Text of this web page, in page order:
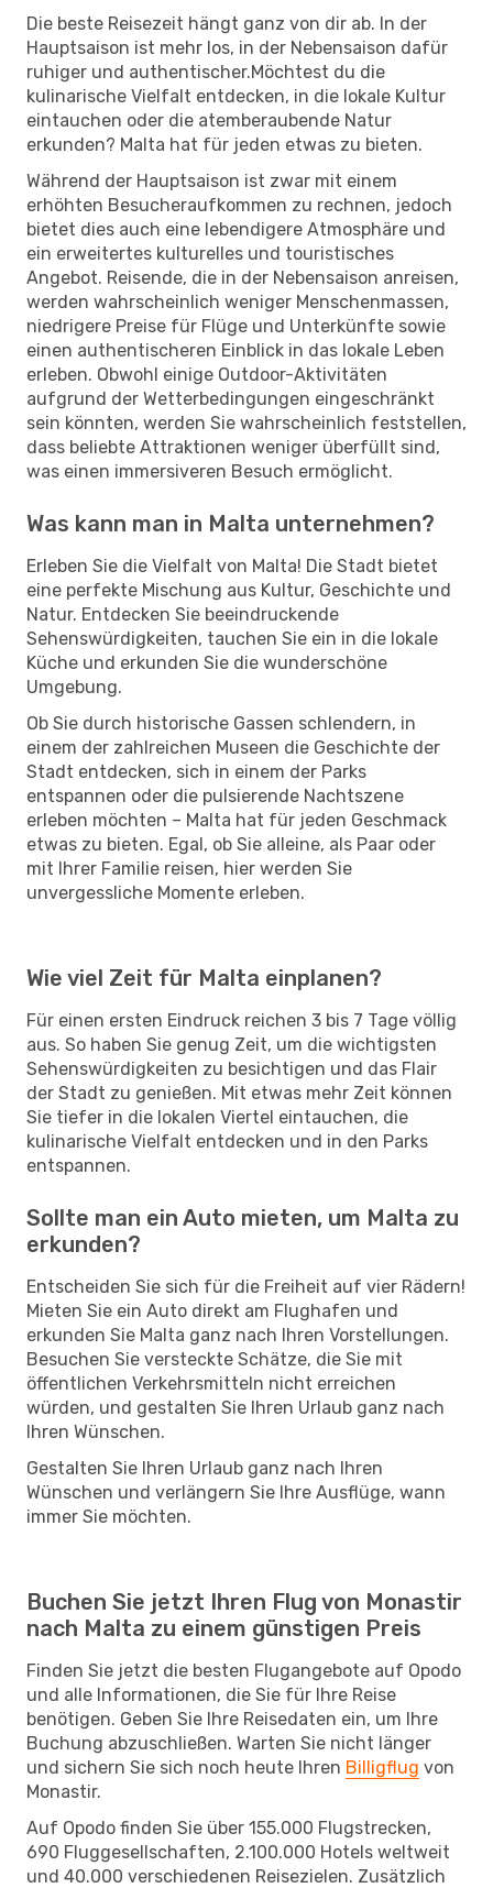
Die beste Reisezeit hängt ganz von dir ab. In der
Hauptsaison ist mehr los, in der Nebensaison dafür
ruhiger und authentischer.Möchtest du die
kulinarische Vielfalt entdecken, in die lokale Kultur
eintauchen oder die atemberaubende Natur
erkunden? Malta hat für jeden etwas zu bieten.
Während der Hauptsaison ist zwar mit einem
erhöhten Besucheraufkommen zu rechnen, jedoch
bietet dies auch eine lebendigere Atmosphäre und
ein erweitertes kulturelles und touristisches
Angebot. Reisende, die in der Nebensaison anreisen,
werden wahrscheinlich weniger Menschenmassen,
niedrigere Preise für Flüge und Unterkünfte sowie
einen authentischeren Einblick in das lokale Leben
erleben. Obwohl einige Outdoor-Aktivitäten
aufgrund der Wetterbedingungen eingeschränkt
sein könnten, werden Sie wahrscheinlich feststellen,
dass beliebte Attraktionen weniger überfüllt sind,
was einen immersiveren Besuch ermöglicht.
Was kann man in Malta unternehmen?
Erleben Sie die Vielfalt von Malta! Die Stadt bietet
eine perfekte Mischung aus Kultur, Geschichte und
Natur. Entdecken Sie beeindruckende
Sehenswürdigkeiten, tauchen Sie ein in die lokale
Küche und erkunden Sie die wunderschöne
Umgebung.
Ob Sie durch historische Gassen schlendern, in
einem der zahlreichen Museen die Geschichte der
Stadt entdecken, sich in einem der Parks
entspannen oder die pulsierende Nachtszene
erleben möchten – Malta hat für jeden Geschmack
etwas zu bieten. Egal, ob Sie alleine, als Paar oder
mit Ihrer Familie reisen, hier werden Sie
unvergessliche Momente erleben.
Wie viel Zeit für Malta einplanen?
Für einen ersten Eindruck reichen 3 bis 7 Tage völlig
aus. So haben Sie genug Zeit, um die wichtigsten
Sehenswürdigkeiten zu besichtigen und das Flair
der Stadt zu genießen. Mit etwas mehr Zeit können
Sie tiefer in die lokalen Viertel eintauchen, die
kulinarische Vielfalt entdecken und in den Parks
entspannen.
Sollte man ein Auto mieten, um Malta zu
erkunden?
Entscheiden Sie sich für die Freiheit auf vier Rädern!
Mieten Sie ein Auto direkt am Flughafen und
erkunden Sie Malta ganz nach Ihren Vorstellungen.
Besuchen Sie versteckte Schätze, die Sie mit
öffentlichen Verkehrsmitteln nicht erreichen
würden, und gestalten Sie Ihren Urlaub ganz nach
Ihren Wünschen.
Gestalten Sie Ihren Urlaub ganz nach Ihren
Wünschen und verlängern Sie Ihre Ausflüge, wann
immer Sie möchten.
Buchen Sie jetzt Ihren Flug von Monastir
nach Malta zu einem günstigen Preis
Finden Sie jetzt die besten Flugangebote auf Opodo
und alle Informationen, die Sie für Ihre Reise
benötigen. Geben Sie Ihre Reisedaten ein, um Ihre
Buchung abzuschließen. Warten Sie nicht länger
und sichern Sie sich noch heute Ihren Billigflug von
Monastir.
Auf Opodo finden Sie über 155.000 Flugstrecken,
690 Fluggesellschaften, 2.100.000 Hotels weltweit
und 40.000 verschiedenen Reisezielen. Zusätzlich